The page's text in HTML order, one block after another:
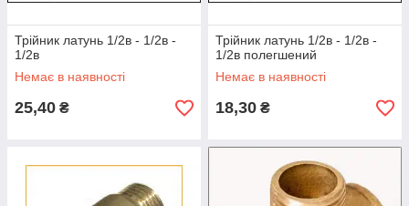
Трійник латунь 1/2в - 1/2в -
1/2в
Немає в наявності
25,40 ₴
Трійник латунь 1/2в - 1/2в -
1/2в полегшений
Немає в наявності
18,30 ₴